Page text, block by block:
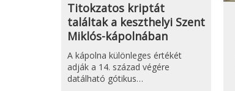
Titokzatos kriptát
találtak a keszthelyi Szent
Miklós-kápolnában
A kápolna különleges értékét
adják a 14. század végére
datálható gótikus…